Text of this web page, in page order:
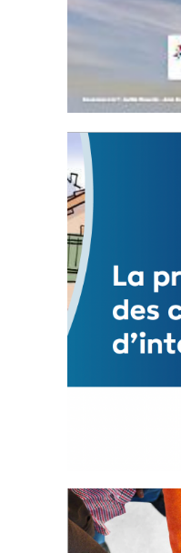
Statut de
3 avril 2024
Mise à jour avril
FEUILLETER
La
d’intérêts
18 septembre 2023